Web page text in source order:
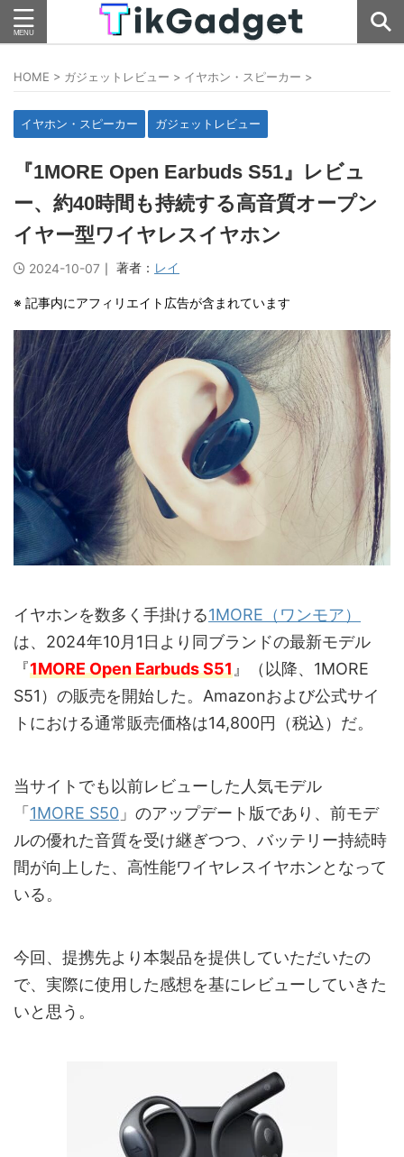
HOME > ガジェットレビュー > イヤホン・スピーカー >
イヤホン・スピーカー ガジェットレビュー
『1MORE Open Earbuds S51』レビュ
ー、約40時間も持続する高音質オープン
イヤー型ワイヤレスイヤホン
2024-10-07 ｜ 著者： レイ
※ 記事内にアフィリエイト広告が含まれています
イヤホンを数多く手掛ける1MORE（ワンモア）
は、2024年10月1日より同ブランドの最新モデル
『1MORE Open Earbuds S51』（以降、1MORE
S51）の販売を開始した。Amazonおよび公式サイ
トにおける通常販売価格は14,800円（税込）だ。
当サイトでも以前レビューした人気モデル
「 1MORE S50 」のアップデート版であり、前モデ
ルの優れた音質を受け継ぎつつ、バッテリー持続時
間が向上した、高性能ワイヤレスイヤホンとなって
いる。
今回、提携先より本製品を提供していただいたの
で、実際に使用した感想を基にレビューしていきた
いと思う。